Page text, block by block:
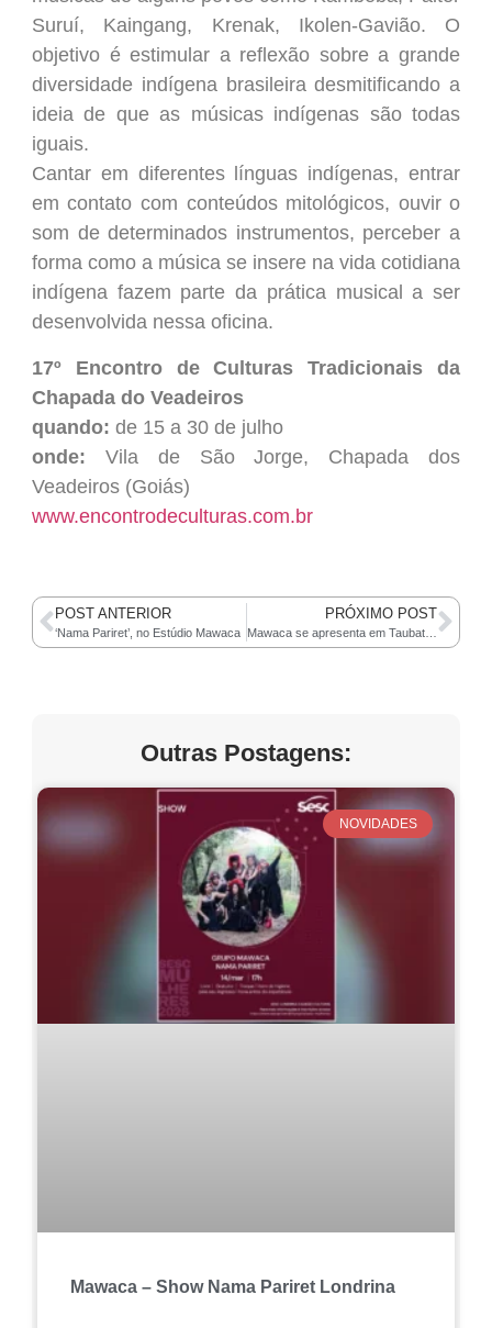
Suruí, Kaingang, Krenak, Ikolen-Gavião. O
objetivo é estimular a reflexão sobre a grande
diversidade indígena brasileira desmitificando a
ideia de que as músicas indígenas são todas
iguais.
Cantar em diferentes línguas indígenas, entrar
em contato com conteúdos mitológicos, ouvir o
som de determinados instrumentos, perceber a
forma como a música se insere na vida cotidiana
indígena fazem parte da prática musical a ser
desenvolvida nessa oficina.
17º Encontro de Culturas Tradicionais da
Chapada do Veadeiros
quando: de 15 a 30 de julho
onde: Vila de São Jorge, Chapada dos
Veadeiros (Goiás)
www.encontrodeculturas.com.br
POST ANTERIOR PRÓXIMO POST
Outras Postagens:
NOVIDADES
Mawaca – Show Nama Pariret Londrina